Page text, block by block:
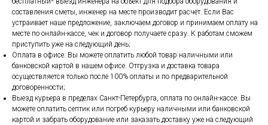
составления сметы, инженер на месте производит расчёт. Если Вас
устраивает наше предложение, заключаем договор и принимаем оплату на
месте по онлайн-кассе, чек и договор получаете сразу. К работам сможем
приступить уже на следующий день;
Оплата в офисе. Вы можете оплатить любой товар наличными или
банковской картой в нашем офисе. Отгрузка и доставка товара
осуществляется только после 100% оплаты и по предварительной
договоренности;
Выезд курьера в пределах Санкт-Петербурга, оплата по онлайн-кассе. Вы
можете оплатить септик или погреб курьеру наличными или банковской
картой и забрать оборудование или заказать доставку уже на следующий